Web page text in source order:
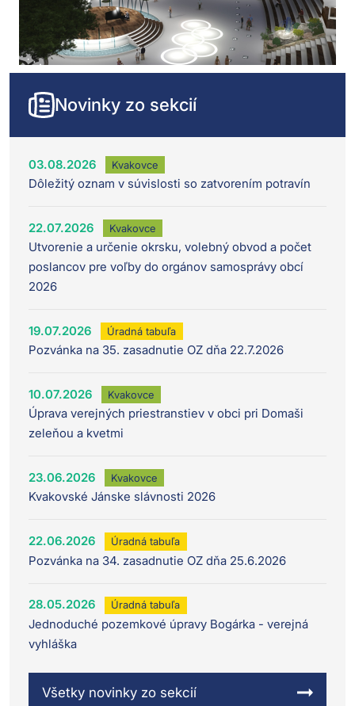
Novinky zo sekcií
03.08.2026 Kvakovce
Dôležitý oznam v súvislosti so zatvorením potravín
22.07.2026 Kvakovce
Utvorenie a určenie okrsku, volebný obvod a počet
poslancov pre voľby do orgánov samosprávy obcí
2026
19.07.2026 Úradná tabuľa
Pozvánka na 35. zasadnutie OZ dňa 22.7.2026
10.07.2026 Kvakovce
Úprava verejných priestranstiev v obci pri Domaši
zeleňou a kvetmi
23.06.2026 Kvakovce
Kvakovské Jánske slávnosti 2026
22.06.2026 Úradná tabuľa
Pozvánka na 34. zasadnutie OZ dňa 25.6.2026
28.05.2026 Úradná tabuľa
Jednoduché pozemkové úpravy Bogárka - verejná
vyhláška
Všetky novinky zo sekcií